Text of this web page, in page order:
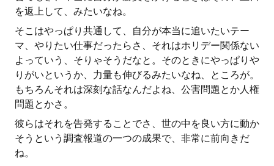
を返上して、みたいなね。
そこはやっぱり共通して、自分が本当に追いたいテー
マ、やりたい仕事だったらさ、それはホリデー関係ない
よっていう、そりゃそうだなと。そのときにやっぱりや
りがいというか、力量も伸びるみたいなね、ところが。
もちろんそれは深刻な話なんだよね、公害問題とか人権
問題とかさ。
彼らはそれを告発することでさ、世の中を良い方に動か
そうという調査報道の一つの成果で、非常に前向きだ
ね。